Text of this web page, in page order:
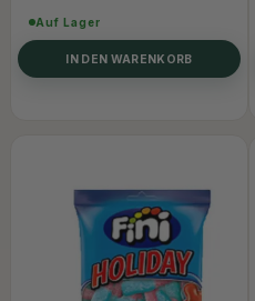
Auf Lager
IN DEN WARENKORB